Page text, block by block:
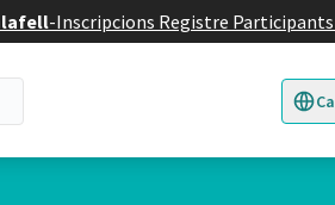
-Inscripcions Registre Participants
d'usuari